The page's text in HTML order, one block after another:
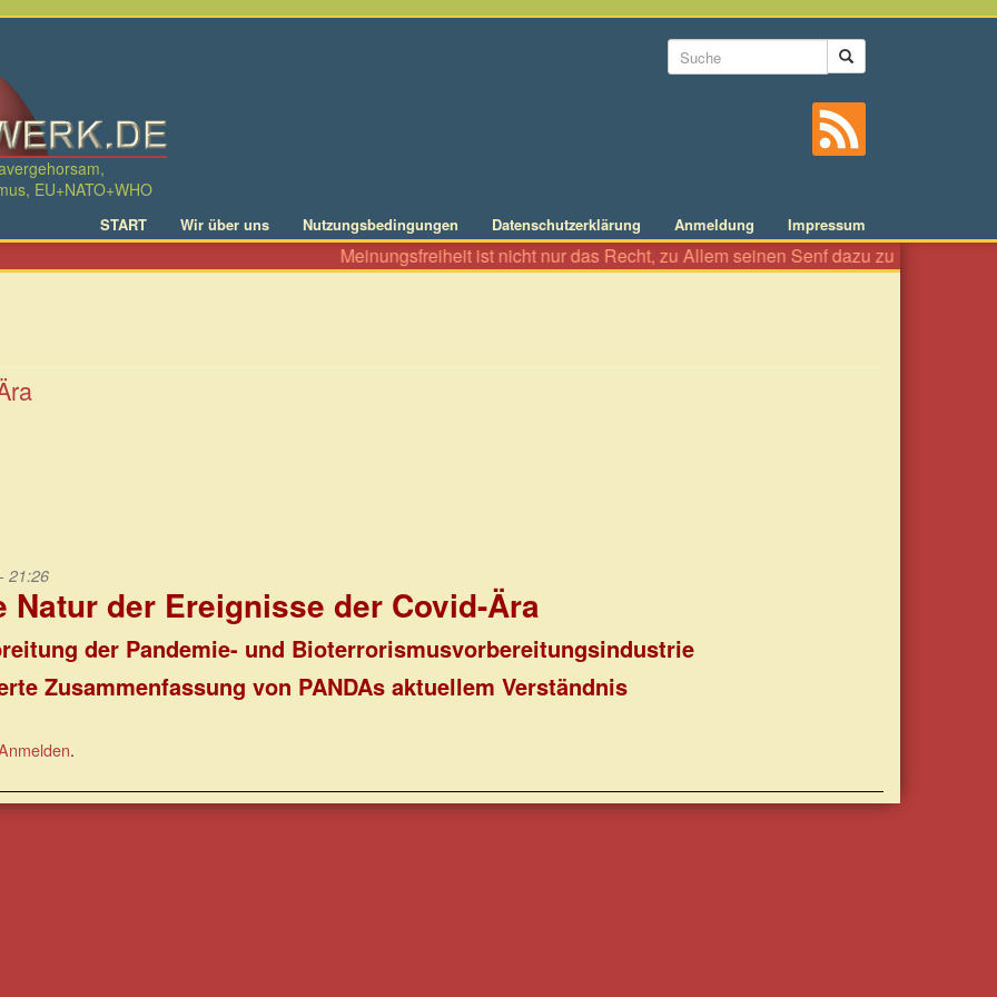
EU+NATO+WHO
Suchformular
START Wir über uns Nutzungsbedingungen Datenschutzerklärung Anmeldung Impressum
Meinungsfreiheit ist nicht nur das Recht, zu Allem seinen Senf dazu zu geben wie
21:26
Natur der Ereignisse der Covid-Ära
der Pandemie- und Bioterrorismusvorbereitungsindustrie
Zusammenfassung von PANDAs aktuellem Verständnis
.